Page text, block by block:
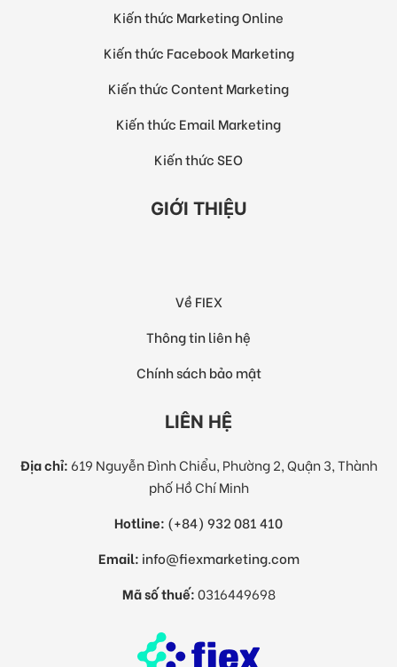
Kiến thức Marketing Online
Kiến thức Facebook Marketing
Kiến thức Content Marketing
Kiến thức Email Marketing
Kiến thức SEO
GIỚI THIỆU
Về FIEX
Thông tin liên hệ
Chính sách bảo mật
LIÊN HỆ
Địa chỉ: 619 Nguyễn Đình Chiểu, Phường 2, Quận 3, Thành
phố Hồ Chí Minh
Hotline: (+84) 932 081 410
Email: info@fiexmarketing.com
Mã số thuế:0316449698